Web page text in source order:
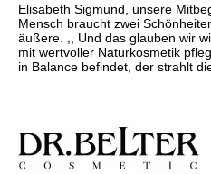
Elisabeth Sigmund, unsere
Mensch braucht zwei
äußere. ,, Und das glauben wir
mit wertvoller Naturkosmetik
in Balance befindet, der strahlt